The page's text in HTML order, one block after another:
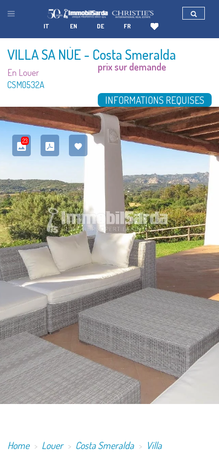
VILLA SA NÙE - Costa Smeralda
En Louer
CSM0532A
prix sur demande
INFORMATIONS REQUISES
23
Home Louer Costa Smeralda Villa
FR
DE
EN
IT